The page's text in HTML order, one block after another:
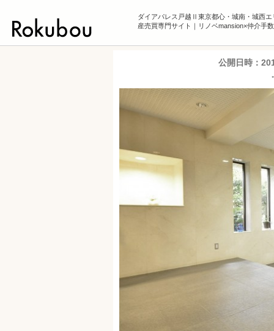
ダイアパレス戸越Ⅱ東京都心・城南・城西エ
産売買専門サイト｜リノベmansion×仲介手
公開日時：